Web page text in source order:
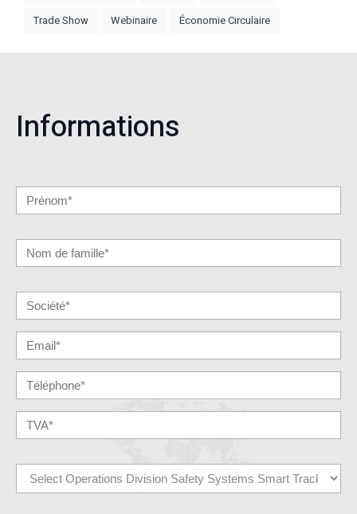
Trade Show
Webinaire Économie Circulaire
Informations